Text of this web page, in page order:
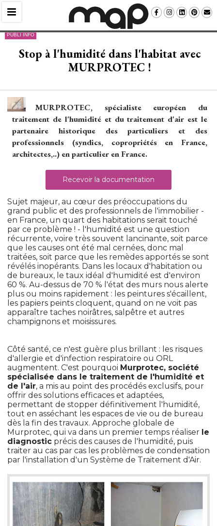
PUBLI INFO
Stop à l'humidité dans l'habitat avec
MURPROTEC !
MURPROTEC, spécialiste européen du
traitement de l'humidité et du traitement d'air est le
partenaire historique des particuliers et des
professionnels (syndics, copropriétés en France,
architectes,..) en particulier en France.
Recevoir la documentation
Sujet majeur, au cœur des préoccupations du
grand public et des professionnels de l'immobilier -
en France, un quart des habitations serait touché
par ce problème ! - l'humidité est une question
récurrente, voire très souvent lancinante, soit parce
que les causes ont été mal cernées, donc mal
traitées, soit parce que les remèdes apportés se sont
révélés inopérants. Dans les locaux d'habitation ou
de bureaux, le taux idéal d'humidité est d'environ
60 %. Au-dessus de 70 % l'état des murs nous alerte
plus ou moins rapidement : les peintures s'écaillent,
les papiers peints cloquent, quand on ne voit pas
apparaître taches noirâtres, salpêtre et autres
champignons et moisissures.
Côté santé, ce n'est guère plus brillant : les risques
d'allergie et d'infection respiratoire ou ORL
augmentent. C'est pourquoi Murprotec, société
spécialisée dans le traitement de l'humidité et
de l'air, a mis au point des procédés exclusifs, pour
offrir des solutions efficaces et adaptées,
permettant de stopper définitivement l'humidité,
tout en asséchant les espaces de vie ou de bureau
dès la fin des travaux. Approche globale de
Murprotec, qui va dans un premier temps réaliser le
diagnostic précis des causes de l'humidité, puis
traiter au cas par cas les problèmes de condensation
par l'installation d'un Système de Traitement d'Air.